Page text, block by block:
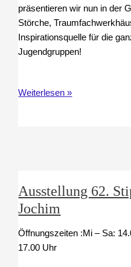
präsentieren wir nun in der
Störche,
Inspirationsquelle für die
Jugendgruppen!
Vernissage
Weiterlesen »
Ausstellung 62.
Jochim
Öffnungszeiten :Mi – Sa:
17.00 Uhr